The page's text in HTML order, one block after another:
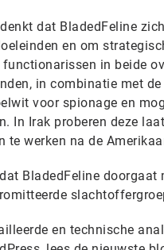
denkt dat BladedFeline
en om
in beide
in combinatie met
voor spionage en
In Irak proberen deze
te werken na de
BladedFeline
en technische